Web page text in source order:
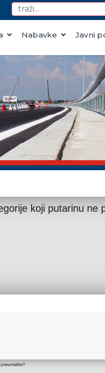
Nabavke Javni
koji putarinu ne